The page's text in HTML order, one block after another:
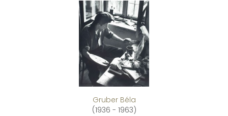
Gruber Béla
(1936 - 1963)